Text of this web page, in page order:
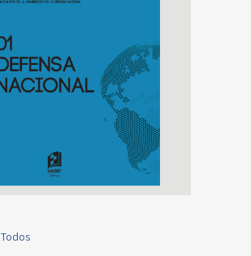
Todos